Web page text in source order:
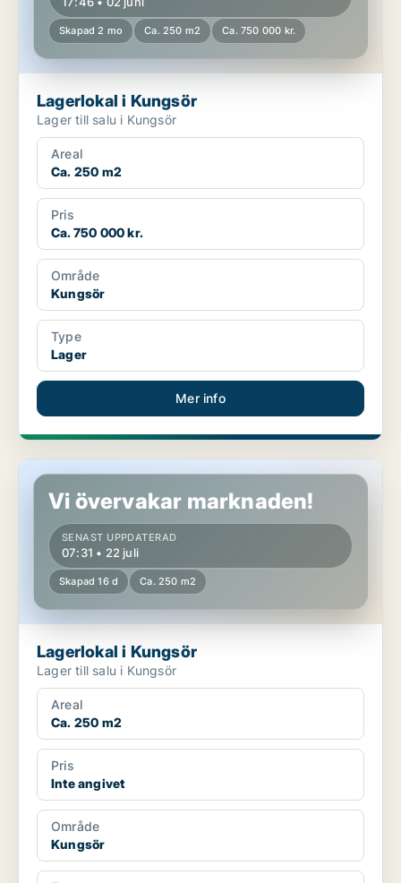
Skapad 2 mo Ca. 250 m2 Ca. 750 000 kr.
Lagerlokal i Kungsör
Lager till salu i Kungsör
Areal
Ca. 250 m2
Pris
Ca. 750 000 kr.
Område
Kungsör
Type
Lager
Mer info
Lagerlokal i Kungsör
Vi övervakar marknaden!
SENAST UPPDATERAD
07:31 • 22 juli
Skapad 16 d Ca. 250 m2
Lagerlokal i Kungsör
Lager till salu i Kungsör
Areal
Ca. 250 m2
Pris
Inte angivet
Område
Kungsör